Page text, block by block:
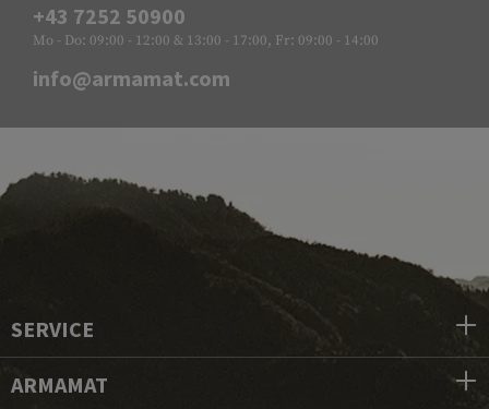
+43 7252 50900
Mo - Do: 09:00 - 12:00 & 13:00 - 17:00, Fr: 09:00 - 14:00
info@armamat.com
SERVICE
ARMAMAT